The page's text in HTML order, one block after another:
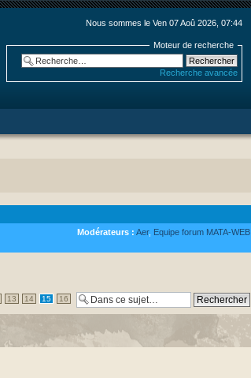
Nous sommes le Ven 07 Aoû 2026, 07:44
Moteur de recherche
Recherche avancée
Modérateurs : Aer, Equipe forum MATA-WEB
13 14 15 16